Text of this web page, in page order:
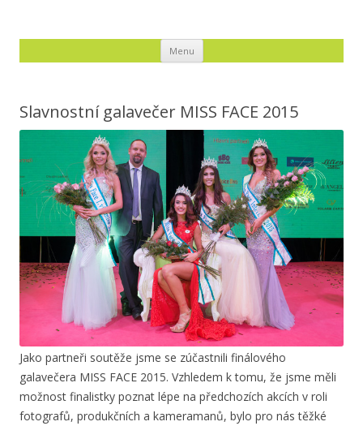
Menu Přejít k obsahu webu
Slavnostní galavečer MISS FACE 2015
Jako partneři soutěže jsme se zúčastnili finálového
galavečera MISS FACE 2015. Vzhledem k tomu, že jsme měli
možnost finalistky poznat lépe na předchozích akcích v roli
fotografů, produkčních a kameramanů, bylo pro nás těžké